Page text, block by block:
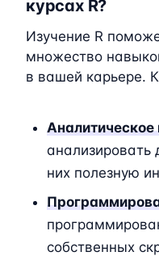
курсах R?
Изучение R
множество
в вашей карьере.
анализировать
них полезную
собственных